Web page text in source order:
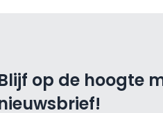
op de hoogte